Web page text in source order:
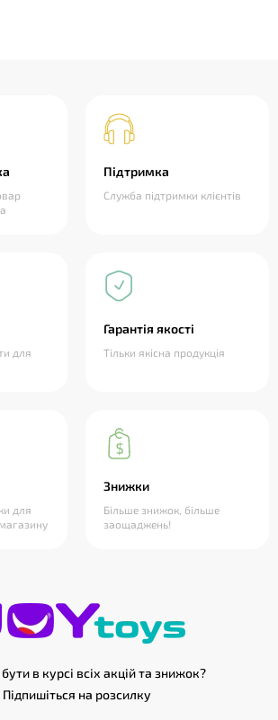
Підтримка
Служба підтримки клієнтів
для
Гарантія якості
Тільки якісна продукція
для
магазину
Знижки
Більше знижок, більше
заощаджень!
в курсі всіх акцій та знижок?
Підпишіться на розсилку